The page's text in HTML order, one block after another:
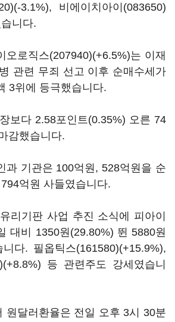
(-3.1%), 비에이치아이(083650)
니다.
오로직스(207940)(+6.5%)는 이재
관련 무죄 선고 이후 순매수세가
3위에 등극했습니다.
보다 2.58포인트(0.35%) 오른 74
감했습니다.
과 기관은 100억원, 528억원을 순
억원 사들였습니다.
리기판 사업 추진 소식에 피아이
대비 1350원(29.80%) 뛴 5880원
다. 필옵틱스(161580)(+15.9%),
(+8.8%) 등 관련주도 강세였습니
원달러환율은 전일 오후 3시 30분